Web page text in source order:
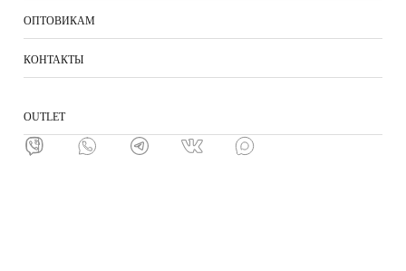
ОПТОВИКАМ
КОНТАКТЫ
ОUTLET